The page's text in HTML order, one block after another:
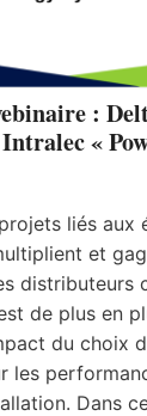
:
«
liés aux
et
distributeurs
de plus en
du choix
les
Dans